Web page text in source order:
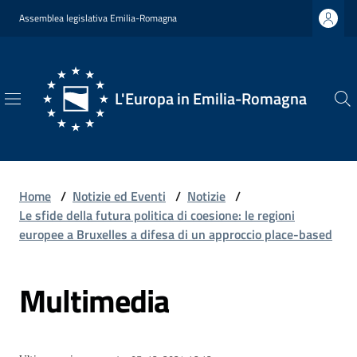
Vai al contenuto
Vai alla navigazione
Vai al footer
Assemblea legislativa Emilia-Romagna
L'Europa in Emilia-Romagna
L'Europa
Romagna
Siamo
Home / Notizie ed Eventi / Notizie /
Le sfide della futura politica di coesione: le regioni
europee a Bruxelles a difesa di un approccio place-based
Multimedia